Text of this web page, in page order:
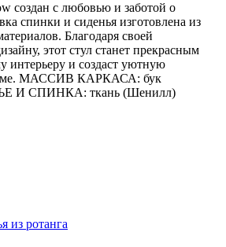
создан с любовью и заботой о
спинки и сиденья изготовлена из
Благодаря своей
этот стул станет прекрасным
интерьеру и создаст уютную
МАССИВ КАРКАСА: бук
И СПИНКА: ткань (Шенилл)
из ротанга